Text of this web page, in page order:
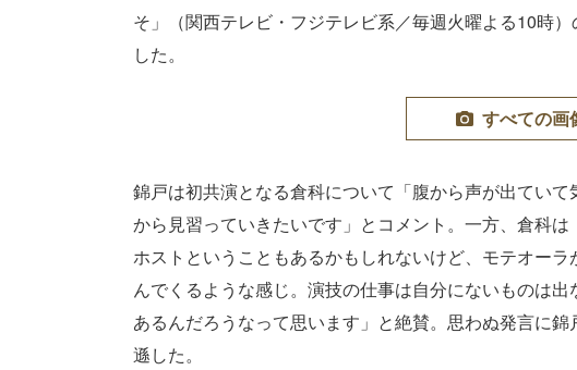
そ」（関西テレビ・フジテレビ系／毎週火曜よる10時
した。
すべての画
錦戸は初共演となる倉科について「腹から声が出てい
から見習っていきたいです」とコメント。一方、倉科
ホストということもあるかもしれないけど、モテオー
んでくるような感じ。演技の仕事は自分にないものは
あるんだろうなって思います」と絶賛。思わぬ発言に
遜した。